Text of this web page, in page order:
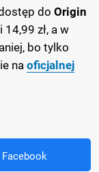
do Origin
zł, a w
bo tylko
na oficjalnej
Facebook